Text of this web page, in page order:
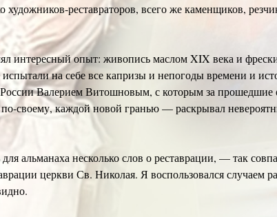
художников-реставраторов, всего же каменщиков,
интересный опыт: живопись маслом XIX века и
на себе все капризы и непогоды времени и
Валерием Витошновым, с которым за прошедшие с
своему, каждой новой гранью — раскрывал
альманаха несколько слов о реставрации, — так
церкви Св. Николая. Я воспользовался случаем